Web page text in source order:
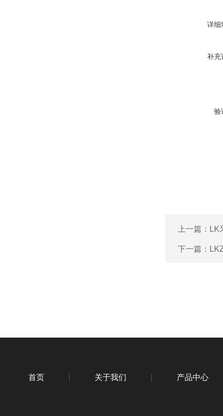
详细
补充
验
上一篇： LK
下一篇：
首页 关于我们 产品中心